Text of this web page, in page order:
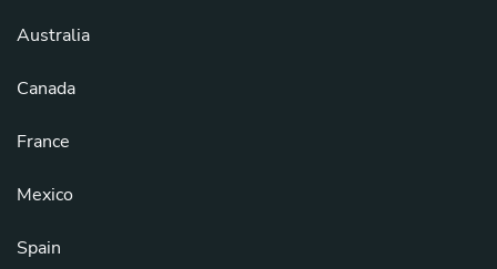
Australia
Canada
France
Mexico
Spain